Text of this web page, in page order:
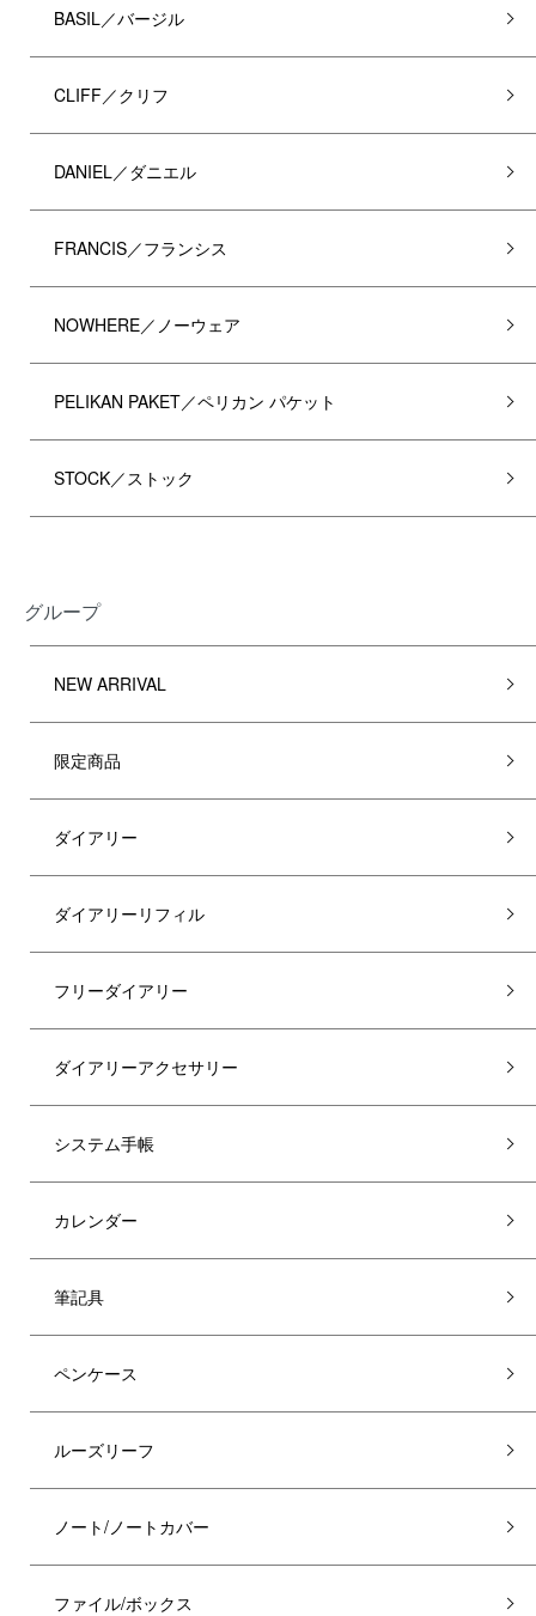
BASIL／バージル
CLIFF／クリフ
DANIEL／ダニエル
FRANCIS／フランシス
NOWHERE／ノーウェア
PELIKAN PAKET／ペリカン パケット
STOCK／ストック
グループ
NEW ARRIVAL
限定商品
ダイアリー
ダイアリーリフィル
フリーダイアリー
ダイアリーアクセサリー
システム手帳
カレンダー
筆記具
ペンケース
ルーズリーフ
ノート/ノートカバー
ファイル/ボックス